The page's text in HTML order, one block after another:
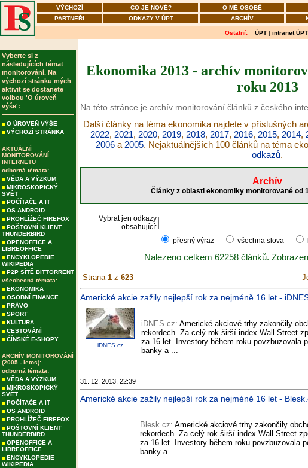
VÝCHOZÍ CO JE NOVÉ? O MÉ OSOBĚ
PARTNEŘI
ODKAZY V ÚPT ARCHÍV
Ostatní: ÚPT | intranet ÚPT
Vyberte si z
následujících témat
monitorování. Na
výchozí stránku mých
aktivit se dostanete
volbou 'O úroveň
výše':
O ÚROVEŇ VÝŠE
VÝCHOZÍ STRÁNKA
AKTUÁLNÍ
MONITOROVÁNÍ
INTERNETU
odborná témata:
VĚDA A VÝZKUM
MIKROSKOPICKÝ
SVĚT
POČÍTAČE A IT
OS ANDROID
PROHLÍŽEČ FIREFOX
POŠTOVNÍ KLIENT
THUNDERBIRD
OPENOFFICE A
LIBREOFFICE
ENCYKLOPEDIE
WIKIPEDIA
P2P SÍTĚ BITTORRENT
všeobecná témata:
EKONOMIKA
OSOBNÍ FINANCE
PRÁVO
SPORT
KULTURA
CESTOVÁNÍ
ČÍNSKÉ E-SHOPY
ARCHÍV MONITOROVÁNÍ
(2005 - letos):
odborná témata:
VĚDA A VÝZKUM
MIKROSKOPICKÝ
SVĚT
POČÍTAČE A IT
OS ANDROID
PROHLÍŽEČ FIREFOX
POŠTOVNÍ KLIENT
THUNDERBIRD
OPENOFFICE A
LIBREOFFICE
ENCYKLOPEDIE
WIKIPEDIA
Ekonomika 2013 - archív
roku 2013
Na této stránce je archív monitorování článků z českého
Další články na téma ekonomika najdete v příslušných
2022, 2021, 2020, 2019, 2018, 2017, 2016, 2015, 2014,
2006a 2005. Nejaktuálnějších 100 článků na téma
odkazů.
Archív
Články z oblasti ekonomiky monitorované od
Vybrat jen odkazy
obsahující:
přesný výraz
všechna slova
Nalezeno celkem 62258 článků.
Strana 1 z 623
Americké akcie zažily nejlepší rok za nejméně 16 let -
iDNES.cz
iDNES.cz: Americké akciové trhy zakončily
rekordech. Za celý rok širší index Wall Street
za 16 let. Investory během roku povzbuzovala
banky a ...
31. 12. 2013, 22:39
Americké akcie zažily nejlepší rok za nejméně 16 let -
Blesk.cz: Americké akciové trhy zakončily
rekordech. Za celý rok širší index Wall Street
za 16 let. Investory během roku povzbuzovala
banky a ...